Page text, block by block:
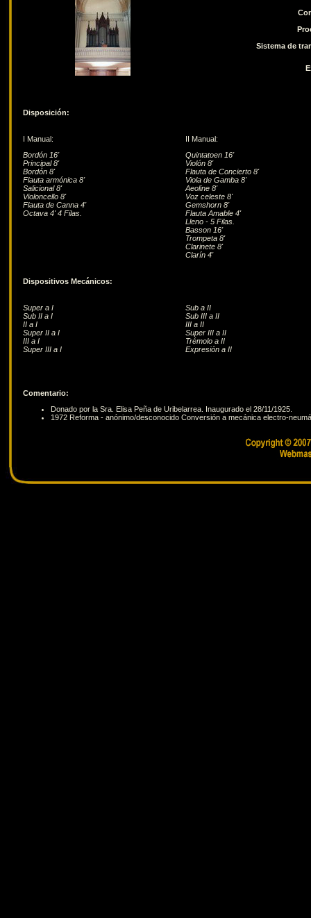
Sistema de
Disposición:
I Manual:
Bordón 16'
Principal 8'
Bordón 8'
Flauta armónica 8'
Salicional 8'
Violoncello 8'
Flauta de Canna 4'
Octava 4' 4 Filas.
II Manual:
Quintatoen 16'
Violón 8'
Flauta de Concierto 8'
Viola de Gamba 8'
Aeoline 8'
Voz celeste 8'
Gemshorn 8'
Flauta Amable 4'
Lleno - 5 Filas.
Basson 16'
Trompeta 8'
Clarinete 8'
Clarín 4'
Dispositivos Mecánicos:
Super a I
Sub II a I
II a I
Super II a I
III a I
Super III a I
Sub a II
Sub III a II
III a II
Super III a II
Trémolo a II
Expresión a II
Comentario:
Donado por la Sra. Elisa Peña de Uribelarrea. Inaugurado el 28/11/1925.
1972 Reforma - anónimo/desconocido Conversión a mecánica electro-